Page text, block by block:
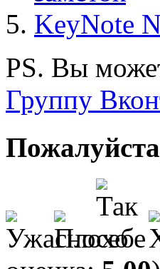
KeyNote
PS. Вы
Группу